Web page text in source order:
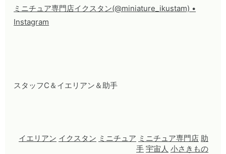
ミニチュア専門店イクスタン(@miniature_ikustam) •
Instagram
スタッフC＆イエリアン＆助手
イエリアン イクスタン ミニチュア ミニチュア専門店 助
手 宇宙人 小さきもの